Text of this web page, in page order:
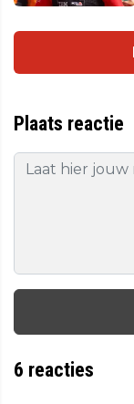
Plaats reactie
6 reacties